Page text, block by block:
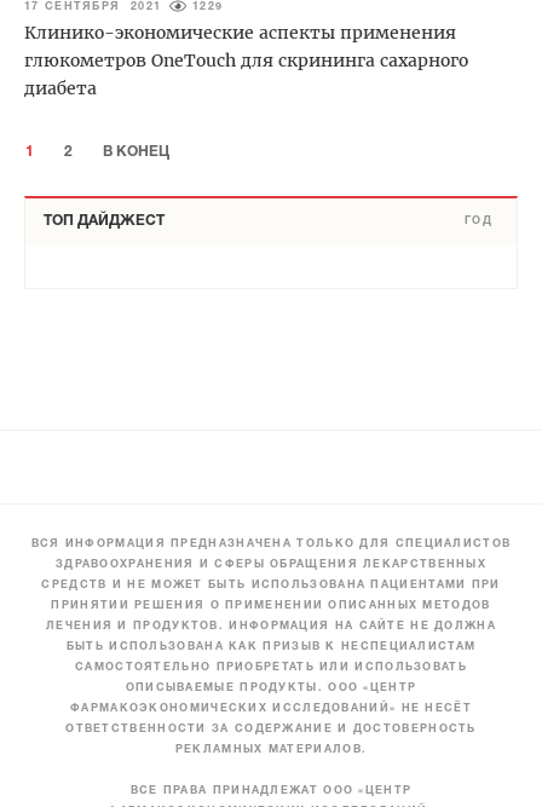
17 СЕНТЯБРЯ 2021 1229
Клинико-экономические аспекты применения
глюкометров OneTouch для скрининга сахарного
диабета
1 2 В КОНЕЦ
ТОП ДАЙДЖЕСТ ГОД
ВСЯ ИНФОРМАЦИЯ ПРЕДНАЗНАЧЕНА ТОЛЬКО ДЛЯ СПЕЦИАЛИСТОВ
ЗДРАВООХРАНЕНИЯ И СФЕРЫ ОБРАЩЕНИЯ ЛЕКАРСТВЕННЫХ
СРЕДСТВ И НЕ МОЖЕТ БЫТЬ ИСПОЛЬЗОВАНА ПАЦИЕНТАМИ ПРИ
ПРИНЯТИИ РЕШЕНИЯ О ПРИМЕНЕНИИ ОПИСАННЫХ МЕТОДОВ
ЛЕЧЕНИЯ И ПРОДУКТОВ. ИНФОРМАЦИЯ НА САЙТЕ НЕ ДОЛЖНА
БЫТЬ ИСПОЛЬЗОВАНА КАК ПРИЗЫВ К НЕСПЕЦИАЛИСТАМ
САМОСТОЯТЕЛЬНО ПРИОБРЕТАТЬ ИЛИ ИСПОЛЬЗОВАТЬ
ОПИСЫВАЕМЫЕ ПРОДУКТЫ. ООО «ЦЕНТР
ФАРМАКОЭКОНОМИЧЕСКИХ ИССЛЕДОВАНИЙ» НЕ НЕСЁТ
ОТВЕТСТВЕННОСТИ ЗА СОДЕРЖАНИЕ И ДОСТОВЕРНОСТЬ
РЕКЛАМНЫХ МАТЕРИАЛОВ.
ВСЕ ПРАВА ПРИНАДЛЕЖАТ ООО «ЦЕНТР